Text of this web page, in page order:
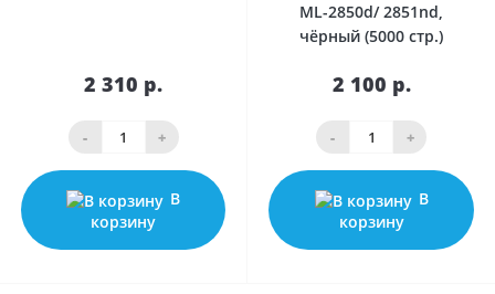
2 310 р.
- +
В
корзину
ML-2850d/ 2851nd,
чёрный (5000 стр.)
2 100 р.
- +
В
корзину